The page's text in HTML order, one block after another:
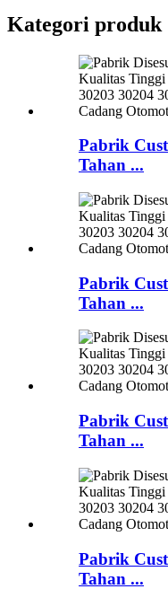
Kategori produk
Pabrik
Tahan ...
Pabrik
Tahan ...
Pabrik
Tahan ...
Pabrik
Tahan ...